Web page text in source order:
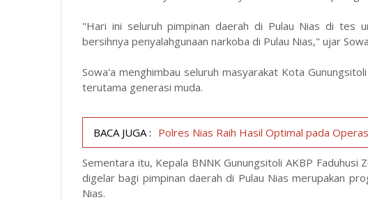
"Hari ini seluruh pimpinan daerah di Pulau Nias di tes
bersihnya penyalahgunaan narkoba di Pulau Nias," ujar
Sowa'a menghimbau seluruh masyarakat Kota
terutama generasi muda.
BACA JUGA : Polres Nias Raih Hasil Optimal pada
Sementara itu, Kepala BNNK Gunungsitoli AKBP
digelar bagi pimpinan daerah di Pulau Nias merupakan
Nias.